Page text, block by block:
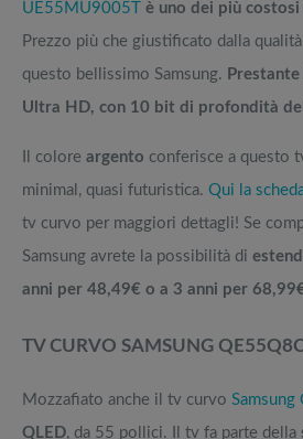
UE55MU9005T
è uno dei più
Prezzo più che giustificato dalla
questo bellissimo Samsung.
Ultra HD, con 10 bit di profondità
Il colore argento conferisce a questo
minimal, quasi futuristica. Qui la
tv curvo per maggiori dettagli! Se
Samsung avrete la possibilità di
anni per 48,49€ o a 3 anni per
TV CURVO SAMSUNG
Mozzafiato anche il tv curvo Samsung
QLED, da 55 pollici. Il tv fa parte della